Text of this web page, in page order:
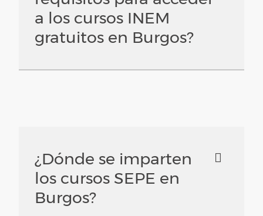
a los cursos INEM
gratuitos en Burgos?
¿Dónde se imparten
los cursos SEPE en
Burgos?